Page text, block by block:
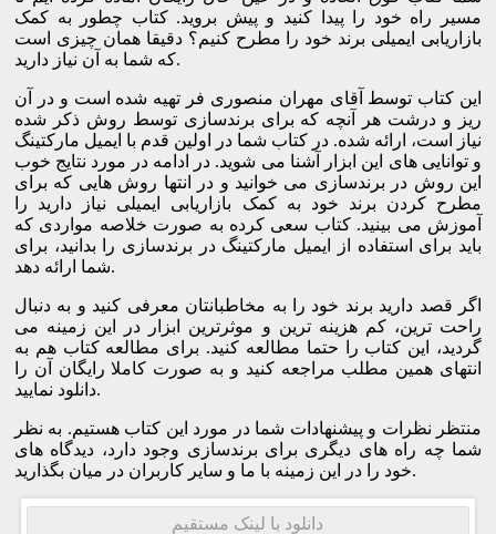
مسیر راه خود را پیدا کنید و پیش بروید. کتاب چطور به کمک
بازاریابی ایمیلی برند خود را مطرح کنیم؟ دقیقا همان چیزی است
که شما به آن نیاز دارید.
این کتاب توسط آقای مهران منصوری فر تهیه شده است و در آن
ریز و درشت هر آنچه که برای برندسازی توسط روش ذکر شده
نیاز است، ارائه شده. در کتاب شما در اولین قدم با ایمیل مارکتینگ
و توانایی های این ابزار آشنا می شوید. در ادامه در مورد نتایج خوب
این روش در برندسازی می خوانید و در انتها روش هایی که برای
مطرح کردن برند خود به کمک بازاریابی ایمیلی نیاز دارید را
آموزش می بینید. کتاب سعی کرده به صورت خلاصه مواردی که
باید برای استفاده از ایمیل مارکتینگ در برندسازی را بدانید، برای
شما ارائه دهد.
اگر قصد دارید برند خود را به مخاطبانتان معرفی کنید و به دنبال
راحت ترین، کم هزینه ترین و موثرترین ابزار در این زمینه می
گردید، این کتاب را حتما مطالعه کنید. برای مطالعه کتاب هم به
انتهای همین مطلب مراجعه کنید و به صورت کاملا رایگان آن را
دانلود نمایید.
منتظر نظرات و پیشنهادات شما در مورد این کتاب هستیم. به نظر
شما چه راه های دیگری برای برندسازی وجود دارد، دیدگاه های
خود را در این زمینه با ما و سایر کاربران در میان بگذارید.
دانلود با لینک مستقیم